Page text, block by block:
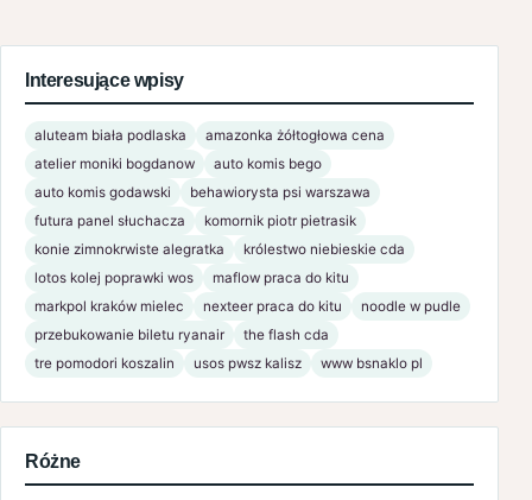
Interesujące wpisy
aluteam biała podlaska
amazonka żółtogłowa cena
atelier moniki bogdanow
auto komis bego
auto komis godawski
behawiorysta psi warszawa
futura panel słuchacza
komornik piotr pietrasik
konie zimnokrwiste alegratka
królestwo niebieskie cda
lotos kolej poprawki wos
maflow praca do kitu
markpol kraków mielec
nexteer praca do kitu
noodle w pudle
przebukowanie biletu ryanair
the flash cda
tre pomodori koszalin
usos pwsz kalisz www bsnaklo pl
Różne